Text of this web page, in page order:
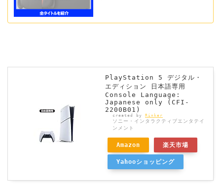
PlayStation 5 デジタル・
エディション 日本語専用
Console Language:
Japanese only (CFI-
2200B01)
created by Rinker
ソニー・インタラクティブエンタテイ
ンメント
Amazon 楽天市場
Yahooショッピング